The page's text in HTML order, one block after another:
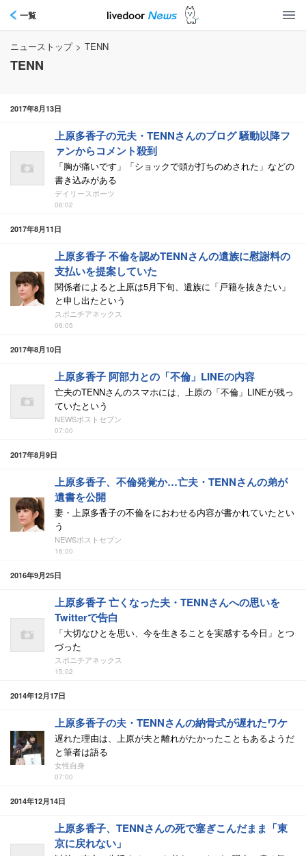
一覧
ニューストップ > TENN
TENN
2017年8月13日
上原多香子の元夫・TENNさんのブログ 騒動以降フ
ァンからコメント殺到
「胸が痛いです」「ショックで頭が打ちのめされた」などの
書き込みがある
デイリースポーツ
06:02
2017年8月11日
上原多香子 不倫を認めTENNさんの遺族に慰謝料の
支払いを提案していた
関係者によると上原は5月下旬、遺族に「戸籍を抜きたい」
と申し出たという
スポニチアネックス
06:05
2017年8月10日
上原多香子 阿部力との「不倫」LINEの内容
亡夫のTENNさんのスマホには、上原の「不倫」LINEが残っ
ていたという
NEWSポストセブン
07:00
2017年8月9日
上原多香子、不倫発覚か…亡夫・TENNさんの弟が
遺書を公開
妻・上原多香子の不倫をにおわせる内容が書かれていたとい
う
NEWSポストセブン
16:00
2016年9月25日
上原多香子 亡くなった夫・TENNさんへの思いを
Twitterで告白
「大切なひとを思い、今を生きることを実感する今日」とつ
づった
スポニチアネックス
15:02
2014年12月17日
上原多香子の夫・TENNさんの納骨式が遅れたワケ
遅れた理由は、上原が夫と離れがたかったこともあるようだ
と筆者は語る
女性自身
07:00
2014年12月14日
上原多香子、TENNさんの死で塞ぎこんだまま「東
京に戻れない」